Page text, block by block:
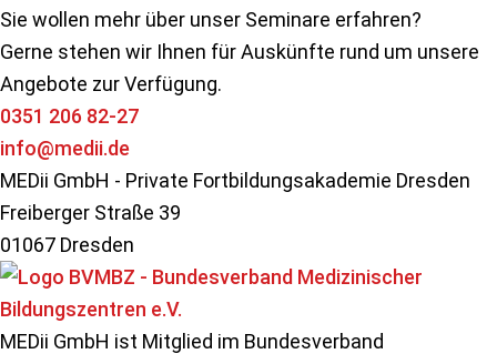
Sie wollen mehr über unser Seminare erfahren?
Gerne stehen wir Ihnen für Auskünfte rund um unsere
Angebote zur Verfügung.
0351 206 82-27
info@medii.de
MEDii GmbH - Private Fortbildungsakademie Dresden
Freiberger Straße 39
01067 Dresden
MEDii GmbH ist Mitglied im Bundesverband